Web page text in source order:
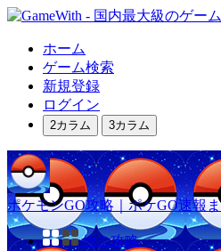
ホーム
ゲーム検索
新規登録
ログイン
2カラム 3カラム
ポケモンGO攻略｜ポケGO速報
他の攻略